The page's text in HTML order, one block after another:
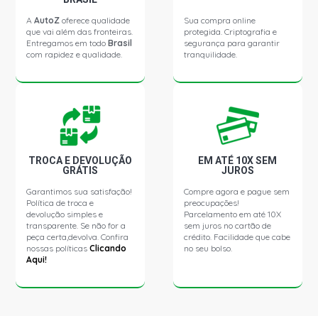
VECTRA CD SEDAN 2.2 16V GASOLINA (1997 - 2004)
VECTRA CHALLENGE SEDAN 2.2 16V GASOLINA (1999 -
2002)
VECTRA GLS SEDAN 2.2 16V GASOLINA (1999 - 2002)
VECTRA ELEGANCE SEDAN 2.2 8V GASOLINA (2005 -
VECTRA ELITE SEDAN 2.2 8V GASOLINA (2005 - 2005)
VECTRA EXPRESSION SEDAN 2.2 8V GASOLINA (1997 -
2005)
AAutoZ oferece qualidade
que vai além das fronteiras.
Entregamos em todoBrasil
com rapidez e qualidade.
Sua compra online
protegida. Criptografia e
segurança para garantir
tranquilidade.
TROCA E DEVOLUÇÃO
GRÁTIS
Garantimos sua satisfação!
Política de troca e
devolução simples e
transparente. Se não for a
peça certa,devolva. Confira
nossas políticasClicando
Aqui!
EM ATÉ 10X SEM
JUROS
Compre agora e pague sem
preocupações!
Parcelamento em até 10X
sem juros no cartão de
crédito. Facilidade que cabe
no seu bolso.